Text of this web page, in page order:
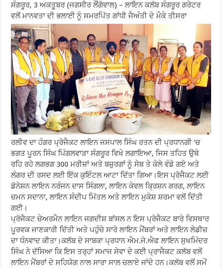
ਸੰਗਰੂਰ, 3 ਅਕਤੂਬਰ (ਜਗਸੀਰ ਲੌਂਗੋਵਾਲ) – ਲਾਇਨ ਕਲੱਬ ਸੰਗਰੂਰ ਗਰੇਟਰ
ਵਲੋਂ ਮਾਨਵਤਾ ਦੀ ਭਲਾਈ ਨੂੰ ਸਮਰਪਿੱਤ ਗਾਂਧੀ ਜੈਅੰਤੀ ਦੇ ਮੌਕੇ ਤੀਸਰਾ
ਰਲੀਵ ਦਾ ਹੰਗਰ ਪ੍ਰੋਜੈਕਟ ਲਾਇਨ ਜਸਪਾਲ ਸਿੰਘ ਰਤਨ ਦੀ ਪ੍ਰਧਾਨਗੀ ‘ਚ
ਭਗਤ ਪੂਰਨ ਸਿੰਘ ਪਿੰਗਲਵਾੜਾ ਸੰਗਰੂਰ ਵਿਖੇ ਲਗਾਇਆ, ਜਿਸ ਤਹਿਤ ਉਥੇ
ਰਹਿ ਰਹੇ ਲਗਭਗ 300 ਮਰੀਜ਼ਾਂ ਅਤੇ ਬਜ਼ੁਰਗਾਂ ਨੂੰ ਸੇਬ ਤੇ ਕੇਲੇ ਵੰਡੇ ਗਏ ਅਤੇ
ਲੰਗਰ ਦੀ ਰਸਦ ਲਈ ਇੱਕ ਕੁਇੰਟਲ ਆਟਾ ਦਿੱਤਾ ਗਿਆ।ਇਸ ਪ੍ਰੋਜੈਕਟ ਲਈ
ਡੋਨੇਸ਼ਨ ਲਾਇਨ ਨਰੰਜਨ ਦਾਸ ਸਿੰਗਲਾ, ਲਾਇਨ ਕੇਵਲ ਕ੍ਰਿਸ਼ਨ ਗਰਗ, ਲਾਇਨ
ਚਮਨ ਸਦਾਨਾ, ਲਾਇਨ ਸੰਦੀਪ ਮਿੱਤਲ ਅਤੇ ਲਾਇਨ ਮੁਕੇਸ਼ ਸ਼ਰਮਾ ਵਲੋਂ ਦਿੱਤੀ
ਗਈ।
ਪ੍ਰੋਜੈਕਟ ਚੇਅਰਮੈਨ ਲਾਇਨ ਜਗਦੀਸ਼ ਬਾਂਸਲ ਨ ਇਸ ਪ੍ਰੋਜੈਕਟ ਬਾਰੇ ਵਿਸਥਾਰ
ਪੂਰਵਕ ਜਾਣਕਾਰੀ ਦਿੱਤੀ ਅਤੇ ਪਹੁੰਚੇ ਸਾਰੇ ਲਾਇਨ ਮੈਂਬਰਾਂ ਅਤੇ ਲਾਇਨ ਲੇਡੀਜ਼
ਦਾ ਧੰਨਵਾਦ ਕੀਤਾ।ਕਲੱਬ ਦੇ ਸਾਬਕਾ ਪ੍ਰਧਾਨ ਐਮ.ਜੇ.ਐਫ ਲਾਇਨ ਸੁਖਮਿੰਦਰ
ਸਿੰਘ ਨੇ ਦੱਸਿਆ ਕਿ ਇਸ ਤਰ੍ਹਾਂ ਸਮਾਜ ਸੇਵਾ ਦੇ ਕਈ ਪ੍ਰਾਜੈਕਟ ਕਲੱਬ ਵਲੋਂ
ਲਾਇਨ ਮੈਂਬਰਾਂ ਦੇ ਸਹਿਯੋਗ ਨਾਲ ਸਾਰਾ ਸਾਲ ਚਲਾਏ ਜਾਂਦੇ ਹਨ।ਕਲੱਬ ਵਲੋਂ ਸਮੇਂ